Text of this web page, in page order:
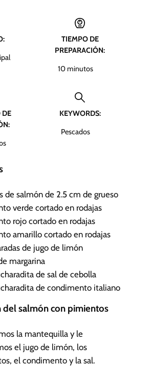
TIEMPO DE
PREPARACIÓN:
10m
t
s
minutos
DE
KEYWORDS:
Pescados
de salmón de 2.5 cm de grueso
verde cortado en rodajas
rojo cortado en rodajas
amarillo cortado en rodajas
de jugo de limón
margarina
de sal de cebolla
de condimento italiano
del salmón con pimientos
la mantequilla y le
el jugo de limón, los
el condimento y la sal.